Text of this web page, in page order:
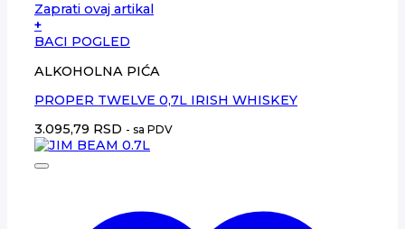
Zaprati ovaj artikal
+
BACI POGLED
ALKOHOLNA PIĆA
PROPER TWELVE 0,7L IRISH WHISKEY
3.095,79 RSD - sa PDV